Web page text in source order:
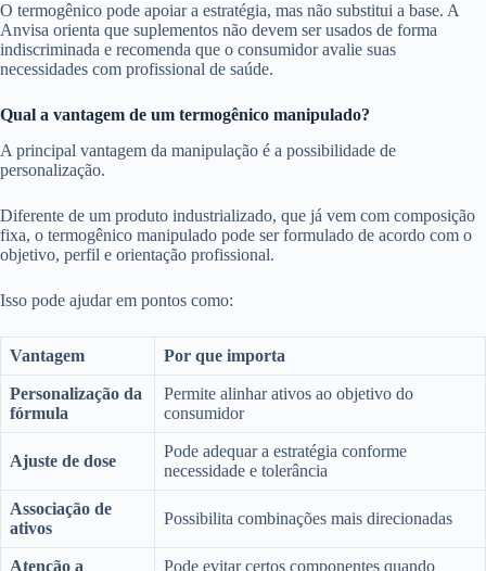
O termogênico pode apoiar a estratégia, mas não substitui a base. A
Anvisa orienta que suplementos não devem ser usados de forma
indiscriminada e recomenda que o consumidor avalie suas
necessidades com profissional de saúde.
Qual a vantagem de um termogênico manipulado?
A principal vantagem da manipulação é a possibilidade de
personalização.
Diferente de um produto industrializado, que já vem com composição
fixa, o termogênico manipulado pode ser formulado de acordo com o
objetivo, perfil e orientação profissional.
Isso pode ajudar em pontos como:
Vantagem Por que importa
Personalização da
fórmula
Permite alinhar ativos ao objetivo do
consumidor
Ajuste de dose
Pode adequar a estratégia conforme
necessidade e tolerância
Associação de
ativos
Possibilita combinações mais direcionadas
Atenção a
Pode evitar certos componentes quando